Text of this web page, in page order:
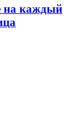
на каждый